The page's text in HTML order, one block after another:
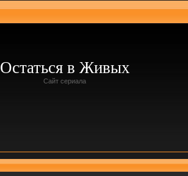
Остаться в Живых
Сайт сериала